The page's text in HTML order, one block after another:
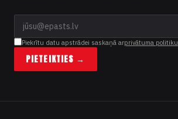
Piekrītu datu apstrādei saskaņā arprivātuma politiku
PIETEIKTIES →